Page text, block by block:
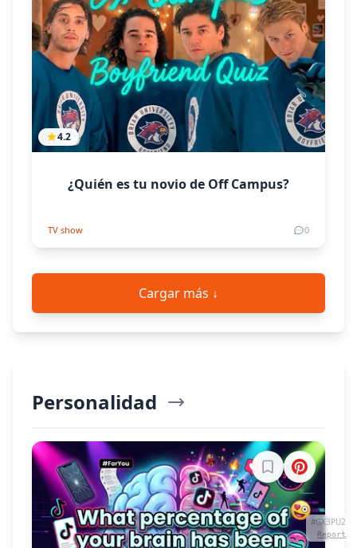
4.2
¿Quién es tu novio de Off Campus?
TV show 0
Cargar más ↓
Personalidad Explorar Más
Inicia sesión
#GX3PU2
Report